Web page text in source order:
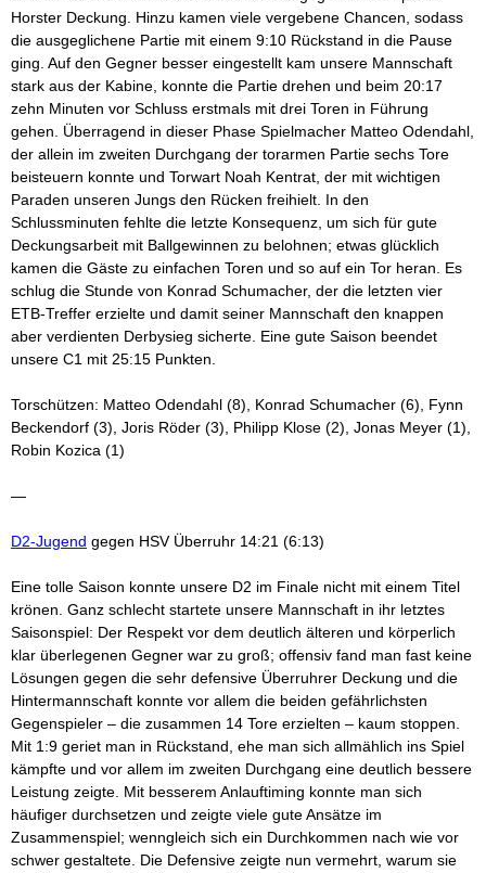
Horster Deckung. Hinzu kamen viele vergebene Chancen, sodass
die ausgeglichene Partie mit einem 9:10 Rückstand in die Pause
ging. Auf den Gegner besser eingestellt kam unsere Mannschaft
stark aus der Kabine, konnte die Partie drehen und beim 20:17
zehn Minuten vor Schluss erstmals mit drei Toren in Führung
gehen. Überragend in dieser Phase Spielmacher Matteo Odendahl,
der allein im zweiten Durchgang der torarmen Partie sechs Tore
beisteuern konnte und Torwart Noah Kentrat, der mit wichtigen
Paraden unseren Jungs den Rücken freihielt. In den
Schlussminuten fehlte die letzte Konsequenz, um sich für gute
Deckungsarbeit mit Ballgewinnen zu belohnen; etwas glücklich
kamen die Gäste zu einfachen Toren und so auf ein Tor heran. Es
schlug die Stunde von Konrad Schumacher, der die letzten vier
ETB-Treffer erzielte und damit seiner Mannschaft den knappen
aber verdienten Derbysieg sicherte. Eine gute Saison beendet
unsere C1 mit 25:15 Punkten.
Torschützen: Matteo Odendahl (8), Konrad Schumacher (6), Fynn
Beckendorf (3), Joris Röder (3), Philipp Klose (2), Jonas Meyer (1),
Robin Kozica (1)
—
D2-Jugend gegen HSV Überruhr 14:21 (6:13)
Eine tolle Saison konnte unsere D2 im Finale nicht mit einem Titel
krönen. Ganz schlecht startete unsere Mannschaft in ihr letztes
Saisonspiel: Der Respekt vor dem deutlich älteren und körperlich
klar überlegenen Gegner war zu groß; offensiv fand man fast keine
Lösungen gegen die sehr defensive Überruhrer Deckung und die
Hintermannschaft konnte vor allem die beiden gefährlichsten
Gegenspieler – die zusammen 14 Tore erzielten – kaum stoppen.
Mit 1:9 geriet man in Rückstand, ehe man sich allmählich ins Spiel
kämpfte und vor allem im zweiten Durchgang eine deutlich bessere
Leistung zeigte. Mit besserem Anlauftiming konnte man sich
häufiger durchsetzen und zeigte viele gute Ansätze im
Zusammenspiel; wenngleich sich ein Durchkommen nach wie vor
schwer gestaltete. Die Defensive zeigte nun vermehrt, warum sie